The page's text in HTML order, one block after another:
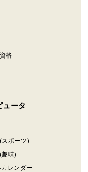
格
ータ
ポーツ)
味)
カレンダー